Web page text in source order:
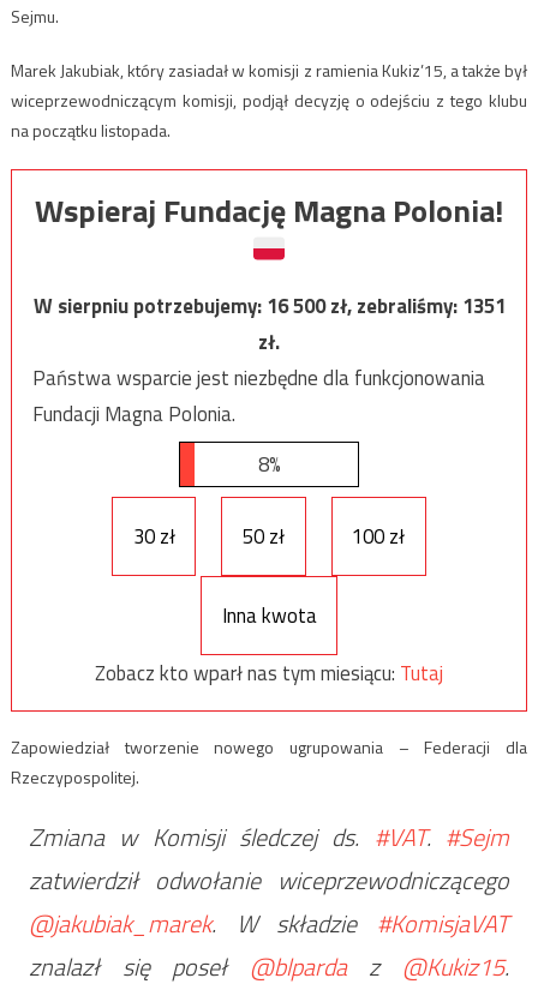
Sejmu.
Marek Jakubiak, który zasiadał w komisji z ramienia Kukiz’15, a także był
wiceprzewodniczącym komisji, podjął decyzję o odejściu z tego klubu
na początku listopada.
Wspieraj Fundację Magna Polonia!
W sierpniu potrzebujemy:16 500zł, zebraliśmy:1351
zł.
Państwa wsparcie jest niezbędne dla funkcjonowania
Fundacji Magna Polonia.
8%
30 zł 50 zł 100 zł
Inna kwota
Zobacz kto wparł nas tym miesiącu: Tutaj
Zapowiedział tworzenie nowego ugrupowania – Federacji dla
Rzeczypospolitej.
Zmiana w Komisji śledczej ds. #VAT. #Sejm
zatwierdził odwołanie wiceprzewodniczącego
@jakubiak_marek. W składzie #KomisjaVAT
znalazł się poseł @blpardaz @Kukiz15.